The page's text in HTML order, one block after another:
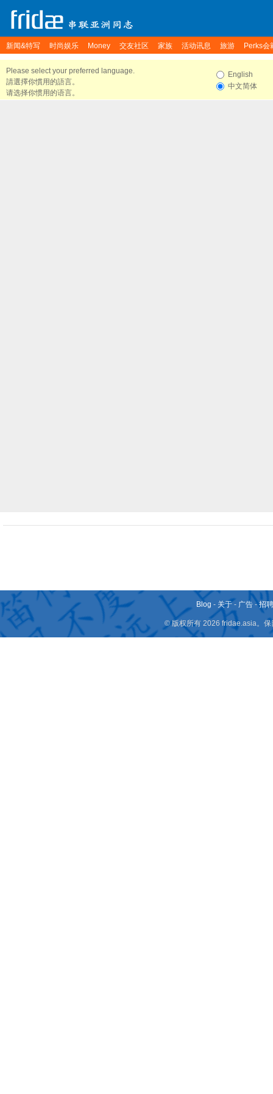
新闻&特写 时尚娱乐 Money 交友社区 家族 活动讯息 旅游 Perks会
Please select your preferred language.
請選擇你慣用的語言。
请选择你惯用的语言。
English
中文简体
Blog - 关于 - 广告 -招
© 版权所有 2026 fridae.asia。